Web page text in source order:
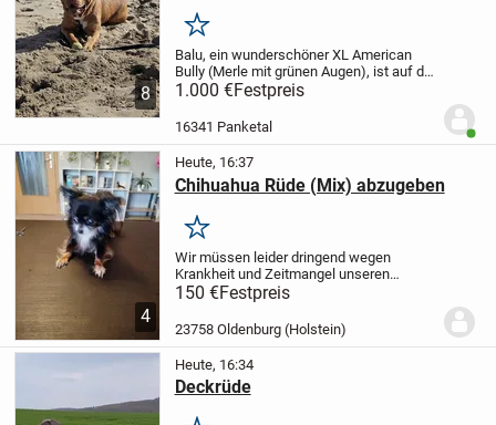
8
Merken
Balu, ein wunderschöner XL American
Bully (Merle mit grünen Augen), ist auf der
Suche nach seinem endgültigen
Er lebt aktuell in
Brandenburg.Geboren:
1.000 €Festpreis
16341 Panketal
4
Heute, 16:37
Chihuahua Rüde (Mix) abzugeben
Merken
Wir müssen leider dringend wegen
Krankheit und Zeitmangel unseren
kleinen Yoshi abgeben. Der Kleine ist jetzt
7 Jahre alt und gechipt.
Interesse per Telefon.
150 €Festpreis
23758 Oldenburg (Holstein)
Heute, 16:34
Deckrüde